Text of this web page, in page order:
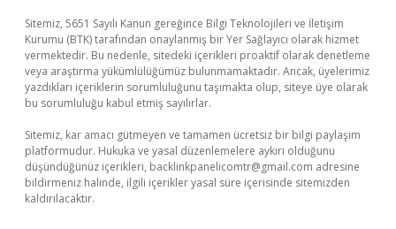
Sitemiz, 5651 Sayılı Kanun gereğince Bilgi Teknolojileri ve İletişim
Kurumu (BTK) tarafından onaylanmış bir Yer Sağlayıcı olarak hizmet
vermektedir. Bu nedenle, sitedeki içerikleri proaktif olarak denetleme
veya araştırma yükümlülüğümüz bulunmamaktadır. Ancak, üyelerimiz
yazdıkları içeriklerin sorumluluğunu taşımakta olup, siteye üye olarak
bu sorumluluğu kabul etmiş sayılırlar.
Sitemiz, kar amacı gütmeyen ve tamamen ücretsiz bir bilgi paylaşım
platformudur. Hukuka ve yasal düzenlemelere aykırı olduğunu
düşündüğünüz içerikleri, backlinkpanelicomtr@gmail.com adresine
bildirmeniz halinde, ilgili içerikler yasal süre içerisinde sitemizden
kaldırılacaktır.